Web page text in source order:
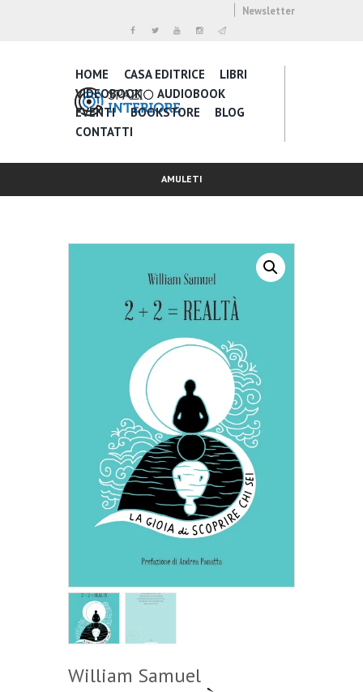
Newsletter
HOME CASA EDITRICE
LIBRI
VIDEOBOOK
AUDIOBOOK
EVENTI
BOOKSTORE
BLOG
CONTATTI
AMULETI
William Samuel